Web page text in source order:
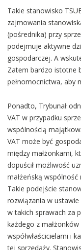
Takie stanowisko
zajmowania
(pośrednika) przy
podejmuje aktywne
gospodarczej. A
Zatem bardzo istotne
pełnomocnictwa, aby
Ponadto, Trybunał
VAT w przypadku
wspólnością
VAT może być
między małżonkami,
dopuścił możliwość
małżeńską
Takie podejście
rozwiązania w
w takich sprawach za
każdego z
współwłaścicielami i
tej sprzedaży.